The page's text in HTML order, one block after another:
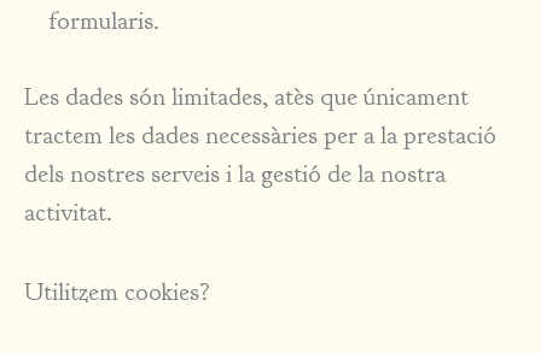
formularis.
Les dades són limitades, atès que únicament
tractem les dades necessàries per a la prestació
dels nostres serveis i la gestió de la nostra
activitat.
Utilitzem cookies?